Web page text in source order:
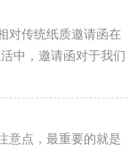
对传统纸质邀请函在
中，邀请函对于我们
？...
意点，最重要的就是